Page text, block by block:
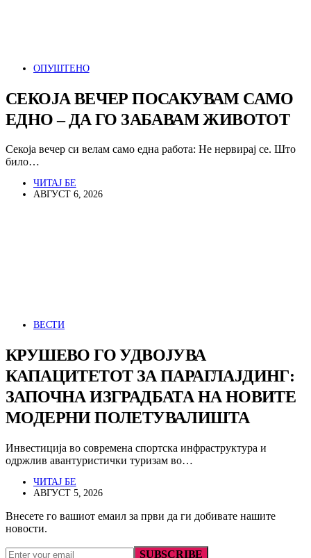
ОПУШТЕНО
СЕКОЈА ВЕЧЕР ПОСАКУВАМ САМО
ЕДНО – ДА ГО ЗАБАВАМ ЖИВОТОТ
Секоја вечер си велам само една работа: Не нервирај се. Што
било…
ЧИТАЈ БЕ
АВГУСТ 6, 2026
ВЕСТИ
КРУШЕВО ГО УДВОЈУВА
КАПАЦИТЕТОТ ЗА ПАРАГЛАЈДИНГ:
ЗАПОЧНА ИЗГРАДБАТА НА НОВИТЕ
МОДЕРНИ ПОЛЕТУВАЛИШТА
Инвестиција во современа спортска инфраструктура и
одржлив авантуристички туризам во…
ЧИТАЈ БЕ
АВГУСТ 5, 2026
Внесете го вашиот емаил за први да ги добивате нашите
новости.
SUBSCRIBE